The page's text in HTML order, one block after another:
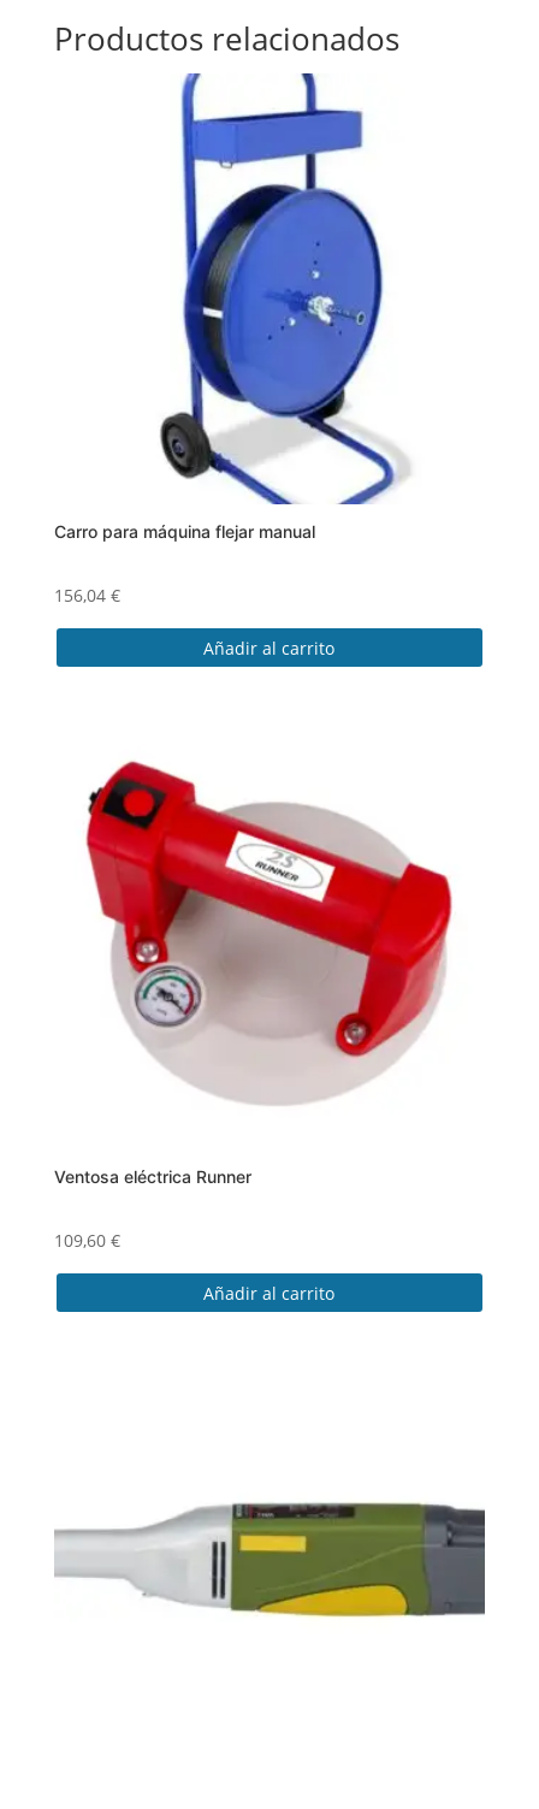
Productos relacionados
Carro para máquina flejar manual
156,04 €
Añadir al carrito
Ventosa eléctrica Runner
109,60 €
Añadir al carrito